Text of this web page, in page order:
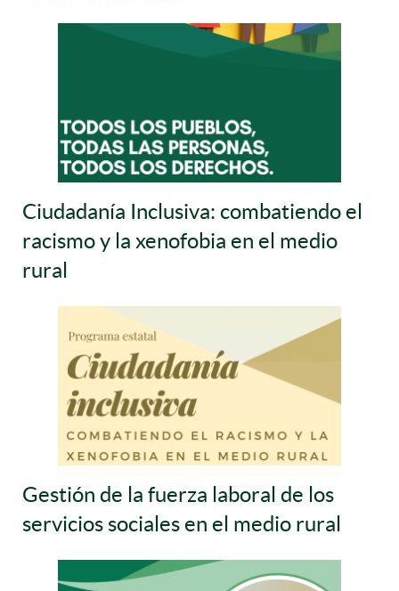
Ciudadanía Inclusiva: combatiendo el
racismo y la xenofobia en el medio
rural
Gestión de la fuerza laboral de los
servicios sociales en el medio rural